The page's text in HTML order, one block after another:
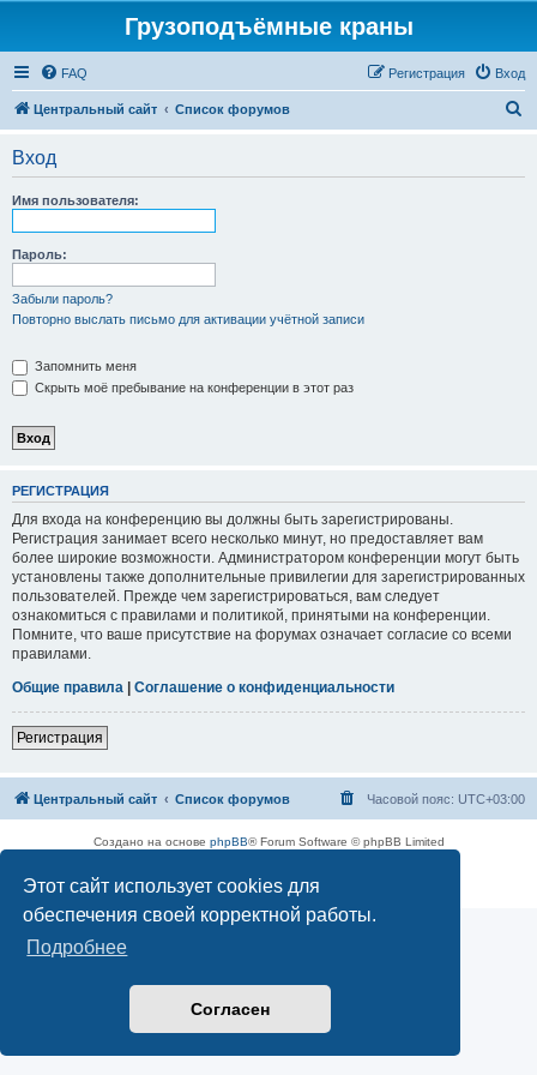
Этот сайт использует cookies для
обеспечения своей корректной работы.
Подробнее
Согласен
Грузоподъёмные краны
FAQ Вход
Регистрация
Центральный сайт Список форумов
Вход
Имя пользователя:
Пароль:
Забыли пароль?
Повторно выслать письмо для активации учётной записи
Запомнить меня
Скрыть моё пребывание на конференции в этот раз
РЕГИСТРАЦИЯ
Для входа на конференцию вы должны быть зарегистрированы.
Регистрация занимает всего несколько минут, но предоставляет вам
более широкие возможности. Администратором конференции могут быть
установлены также дополнительные привилегии для зарегистрированных
пользователей. Прежде чем зарегистрироваться, вам следует
ознакомиться с правилами и политикой, принятыми на конференции.
Помните, что ваше присутствие на форумах означает согласие со всеми
правилами.
Общие правила | Соглашение о конфиденциальности
Регистрация
Центральный сайт Список форумов Часовой пояс: UTC+03:00
Создано на основе phpBB® Forum Software © phpBB Limited
Конфиденциальность|Правила